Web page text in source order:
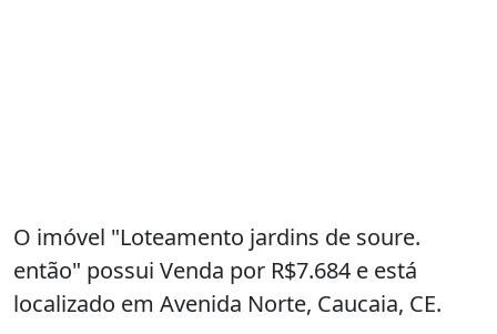
O imóvel "Loteamento jardins de soure.
então" possui Venda por R$7.684 e está
localizado em Avenida Norte, Caucaia, CE.